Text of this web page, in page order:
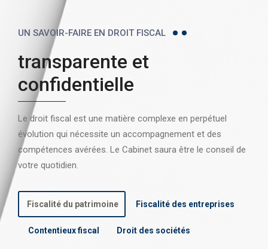
UN SAVOIR-FAIRE EN DROIT FISCAL
transparente et
confidentielle
Le droit fiscal est une matière complexe en perpétuel
évolution qui nécessite un accompagnement et des
compétences avérées. Le Cabinet saura être le conseil de
votre quotidien.
Fiscalité du patrimoine Fiscalité des entreprises
Contentieux fiscal Droit des sociétés